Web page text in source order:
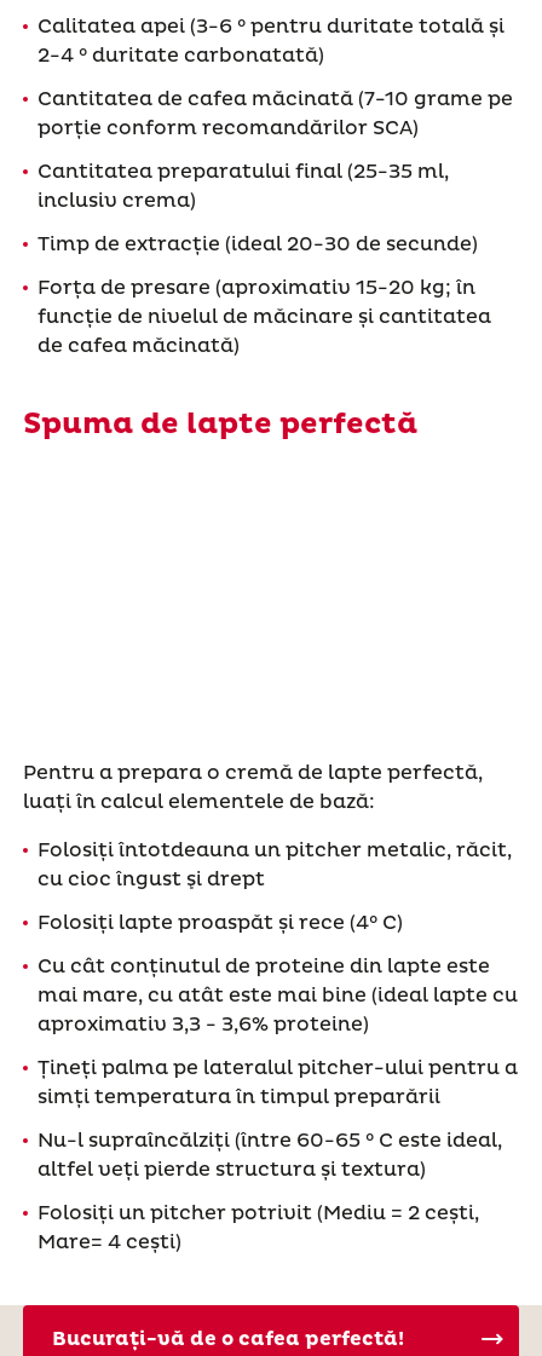
Calitatea apei (3-6 ° pentru duritate totală și
2-4 ° duritate carbonatată)
Cantitatea de cafea măcinată (7-10 grame pe
porție conform recomandărilor SCA)
Cantitatea preparatului final (25-35 ml,
inclusiv crema)
Timp de extracție (ideal 20-30 de secunde)
Forța de presare (aproximativ 15-20 kg; în
funcție de nivelul de măcinare și cantitatea
de cafea măcinată)
Spuma de lapte perfectă
Pentru a prepara o cremă de lapte perfectă,
luați în calcul elementele de bază:
Folosiți întotdeauna un pitcher metalic, răcit,
cu cioc îngust şi drept
Folosiți lapte proaspăt și rece (4° C)
Cu cât conținutul de proteine din lapte este
mai mare, cu atât este mai bine (ideal lapte cu
aproximativ 3,3 - 3,6% proteine)
Țineți palma pe lateralul pitcher-ului pentru a
simți temperatura în timpul preparării
Nu-l supraîncălziți (între 60-65 ° C este ideal,
altfel veți pierde structura și textura)
Folosiți un pitcher potrivit (Mediu = 2 cești,
Mare= 4 cești)
Bucurați-vă de o cafea perfectă!